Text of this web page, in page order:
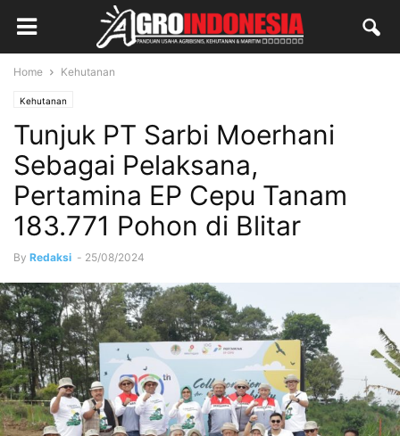
Home Kehutanan
Kehutanan
Tunjuk PT Sarbi Moerhani
Sebagai Pelaksana,
Pertamina EP Cepu Tanam
183.771 Pohon di Blitar
By Redaksi - 25/08/2024